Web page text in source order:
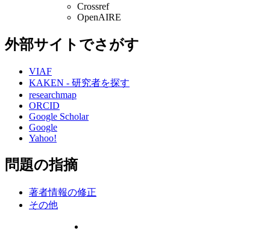
Crossref
OpenAIRE
外部サイトでさがす
VIAF
KAKEN - 研究者を探す
researchmap
ORCID
Google Scholar
Google
Yahoo!
問題の指摘
著者情報の修正
その他